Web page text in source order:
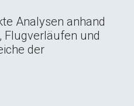
Analysen anhand
Flugverläufen und
der